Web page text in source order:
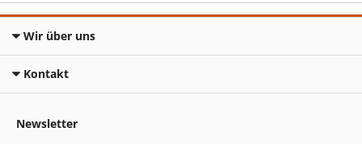
Wir über uns
Kontakt
Newsletter